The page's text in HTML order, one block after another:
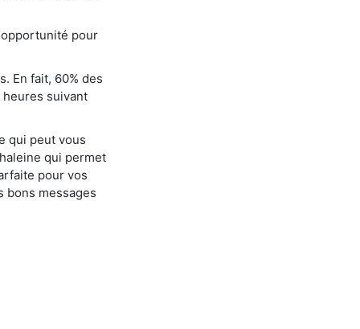
pour
En fait, 60% des
suivant
qui peut vous
qui permet
pour vos
bons messages